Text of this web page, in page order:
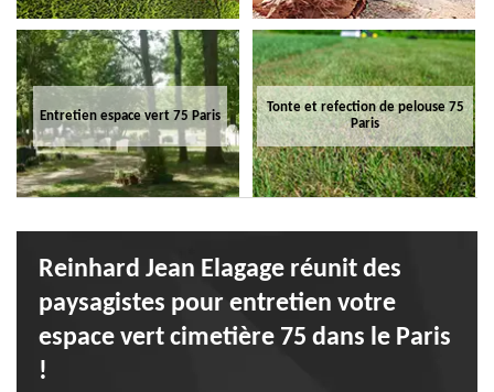
Entretien espace vert 75 Paris
Tonte et refection de pelouse 75
Paris
Reinhard Jean Elagage réunit des
paysagistes pour entretien votre
espace vert cimetière 75 dans le Paris
!